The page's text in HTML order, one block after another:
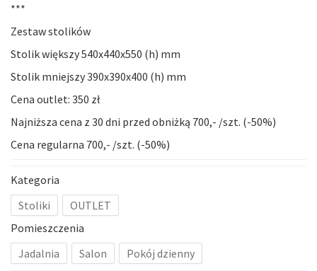
***
Zestaw stolików
Stolik większy 540x440x550 (h) mm
Stolik mniejszy 390x390x400 (h) mm
Cena outlet: 350 zł
Najniższa cena z 30 dni przed obniżką 700,- /szt. (-50%)
Cena regularna 700,- /szt. (-50%)
Kategoria
Stoliki
OUTLET
Pomieszczenia
Jadalnia
Salon Pokój dzienny